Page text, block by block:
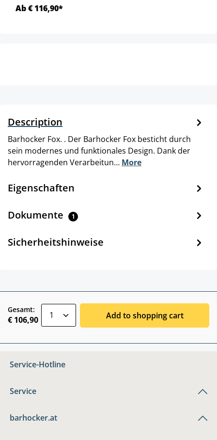
Ab € 116,90*
Description
Barhocker Fox. . Der Barhocker Fox besticht durch
sein modernes und funktionales Design. Dank der
hervorragenden Verarbeitun… More
Eigenschaften
Dokumente 1
Sicherheitshinweise
Gesamt:
€ 106,90 Add to shopping cart
Service-Hotline
Service
barhocker.at